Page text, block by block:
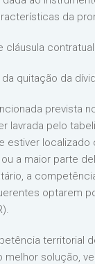
da
cláusula
quitação da
prevista
lavrada pelo
estiver localizado
a maior parte
a
optarem
territorial
melhor solução,